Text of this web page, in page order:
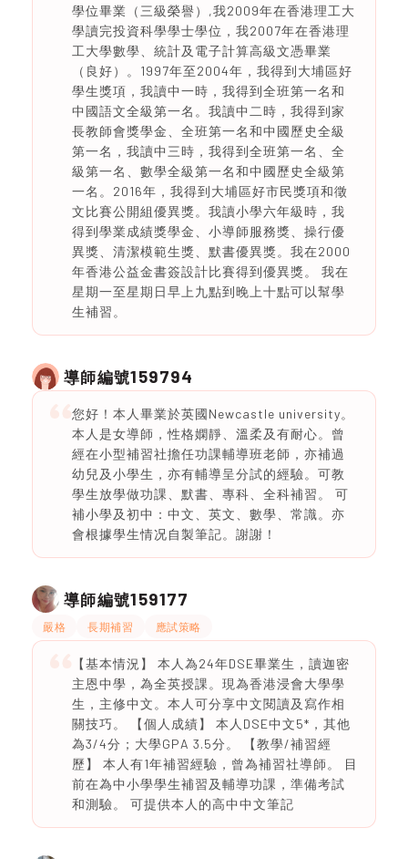
學位畢業（三級榮譽）,我2009年在香港理工大
學讀完投資科學學士學位，我2007年在香港理
工大學數學、統計及電子計算高級文憑畢業
（良好）。1997年至2004年，我得到大埔區好
學生獎項，我讀中一時，我得到全班第一名和
中國語文全級第一名。我讀中二時，我得到家
長教師會獎學金、全班第一名和中國歷史全級
第一名，我讀中三時，我得到全班第一名、全
級第一名、數學全級第一名和中國歷史全級第
一名。2016年，我得到大埔區好市民獎項和徵
文比賽公開組優異獎。我讀小學六年級時，我
得到學業成績獎學金、小導師服務獎、操行優
異獎、清潔模範生獎、默書優異獎。我在2000
年香港公益金書簽設計比賽得到優異獎。 我在
星期一至星期日早上九點到晚上十點可以幫學
生補習。
導師編號159794
您好！本人畢業於英國Newcastle university。
本人是女導師，性格嫻靜、溫柔及有耐心。曾
經在小型補習社擔任功課輔導班老師，亦補過
幼兒及小學生，亦有輔導呈分試的經驗。可教
學生放學做功課、默書、專科、全科補習。 可
補小學及初中：中文、英文、數學、常識。亦
會根據學生情况自製筆記。謝謝！
導師編號159177
嚴格 長期補習 應試策略
【基本情況】 本人為24年DSE畢業生，讀迦密
主恩中學，為全英授課。現為香港浸會大學學
生，主修中文。本人可分享中文閱讀及寫作相
關技巧。 【個人成績】 本人DSE中文5*，其他
為3/4分；大學GPA 3.5分。 【教學/補習經
歷】 本人有1年補習經驗，曾為補習社導師。 目
前在為中小學學生補習及輔導功課，準備考試
和測驗。 可提供本人的高中中文筆記